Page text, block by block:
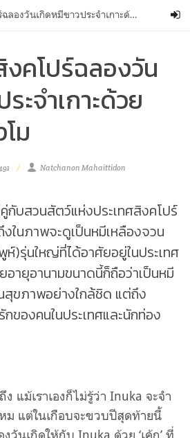
น่าย้ากกก สิงคโปร์ฉลองวันเกิดหมีขาวประจำเกาะด้วยเค้กและแตงโม
คโปร์ฉลองวัน
ะจำเกาะด้วย
ม
Natchanon Mahaittidon
กับสวนสัตว์แห่งประเทศสิงคโปร์
ในภาพจะดูเป็นหมีเหลืองจวน
ห์)รุ่นใหญ่ที่ได้อาศัยอยู่ในประเทศ
ายุอานามขนาดนี้ก็ถือว่าเป็นหมี
สุขภาพอย่างใกล้ชิด แต่ถึง
ของคนในประเทศและนักท่อง
แม้เราเองก็ไม่รู้ว่า Inuka จะจำ
ม แต่ในเกือบจะขวบปีสุดท้ายนี้
วันเกิดให้กับ Inuka ด้วย ‘เค้ก’ ที่